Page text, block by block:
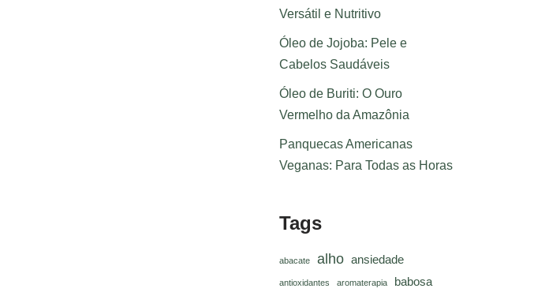
Versátil e Nutritivo
Óleo de Jojoba: Pele e
Cabelos Saudáveis
Óleo de Buriti: O Ouro
Vermelho da Amazônia
Panquecas Americanas
Veganas: Para Todas as Horas
Tags
abacate alho ansiedade
antioxidantes aromaterapia babosa